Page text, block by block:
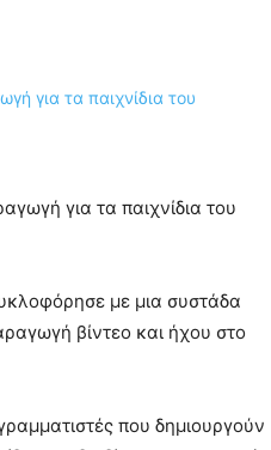
για τα παιχνίδια του
με μια συστάδα
βίντεο και ήχου στο
που δημιουργούν